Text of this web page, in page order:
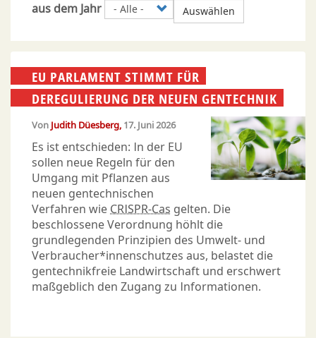
aus dem Jahr Auswählen
EU PARLAMENT STIMMT FÜR
DEREGULIERUNG DER NEUEN GENTECHNIK
Von Judith Düesberg 17. Juni 2026
Es ist entschieden: In der EU
sollen neue Regeln für den
Umgang mit Pflanzen aus
neuen gentechnischen
Verfahren wie CRISPR-Cas gelten. Die
beschlossene Verordnung höhlt die
grundlegenden Prinzipien des Umwelt- und
Verbraucher*innenschutzes aus, belastet die
gentechnikfreie Landwirtschaft und erschwert
maßgeblich den Zugang zu Informationen.